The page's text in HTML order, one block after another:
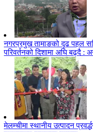
नगरप्रमुख तामाङको दृढ पहल
परिवर्तनको दिशामा अघि बढ्दै :
मेलम्चीमा स्थानीय उत्पादन